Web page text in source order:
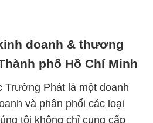
doanh & thương
phố Hồ Chí Minh
Trường Phát là một doanh
và phân phối các loại
tôi không chỉ cung cấp